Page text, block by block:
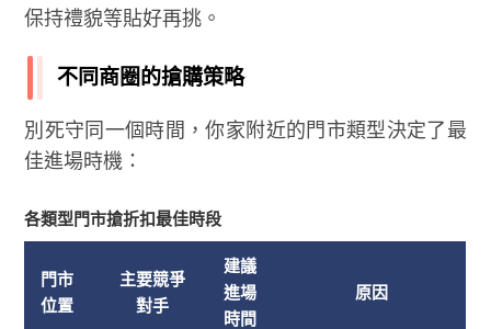
保持禮貌等貼好再挑。
不同商圈的搶購策略
別死守同一個時間，你家附近的門市類型決定了最
佳進場時機：
各類型門市搶折扣最佳時段
門市
位置
主要競爭
對手
建議
進場
時間
原因